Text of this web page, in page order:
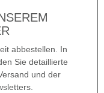
abbestellen. In
Sie detaillierte
und der